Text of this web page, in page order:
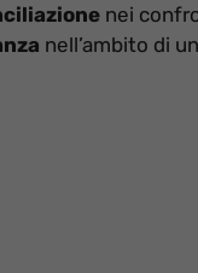
nei
nell’ambito di